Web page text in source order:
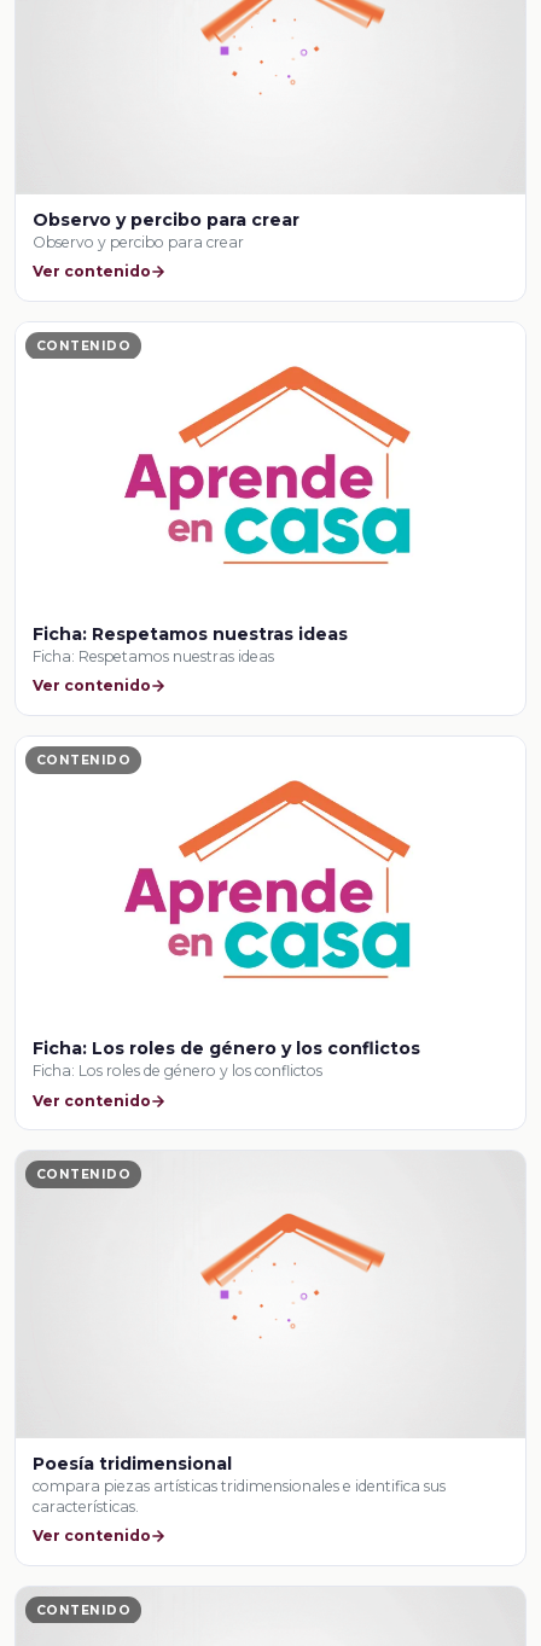
Observo y percibo para crear
Observo y percibo para crear
Ver contenido
CONTENIDO
Ficha: Respetamos nuestras ideas
Ficha: Respetamos nuestras ideas
Ver contenido
CONTENIDO
Ficha: Los roles de género y los conflictos
Ficha: Los roles de género y los conflictos
Ver contenido
CONTENIDO
Poesía tridimensional
compara piezas artísticas tridimensionales e identifica sus
características.
Ver contenido
CONTENIDO